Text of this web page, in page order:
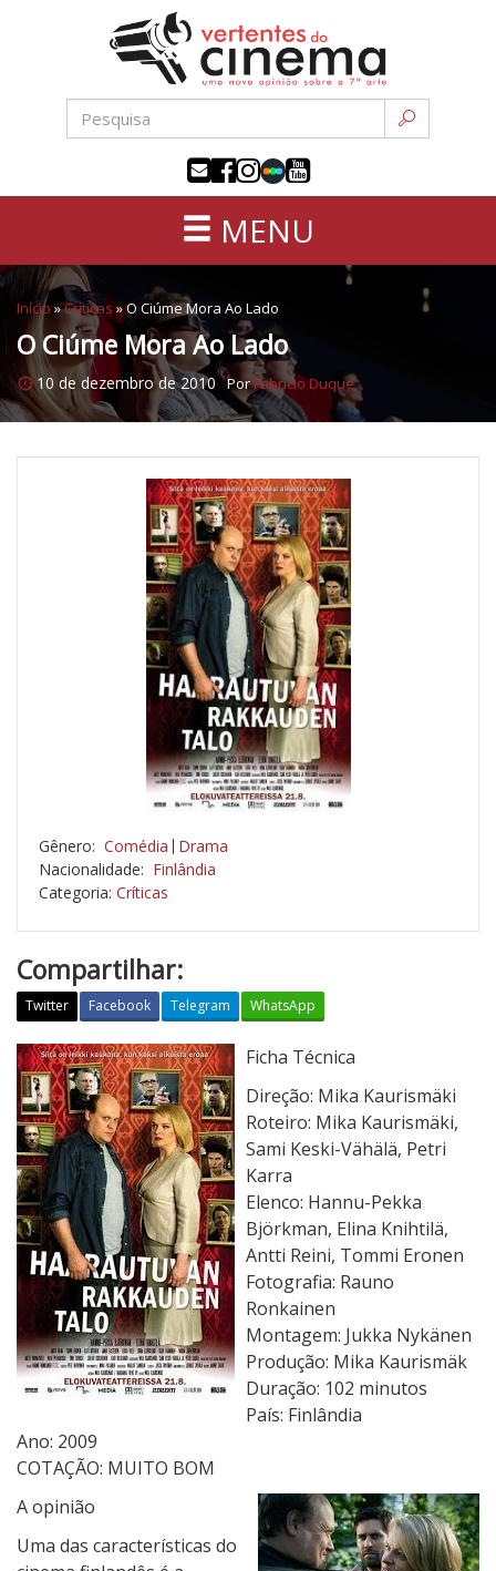
conteúdo
sétima
MENU
Início »Críticas »O Ciúme Mora Ao Lado
O Ciúme Mora Ao Lado
10 de dezembro de 2010 PorFabricio Duque
Gênero: Comédia Drama
Nacionalidade: Finlândia
Categoria: Críticas
Compartilhar:
Twitter Facebook Telegram WhatsApp
O
C
i
ú
m
e
M
o
a
o
L
o
Ficha Técnica
Direção: Mika Kaurismäki
Roteiro: Mika Kaurismäki,
Sami Keski-Vähälä, Petri
Karra
Elenco: Hannu-Pekka
Björkman, Elina Knihtilä,
Antti Reini, Tommi Eronen
Fotografia: Rauno
Ronkainen
Montagem: Jukka Nykänen
Produção: Mika Kaurismäk
Duração: 102 minutos
País: Finlândia
Ano: 2009
COTAÇÃO: MUITO BOM
A opinião
Uma das características do